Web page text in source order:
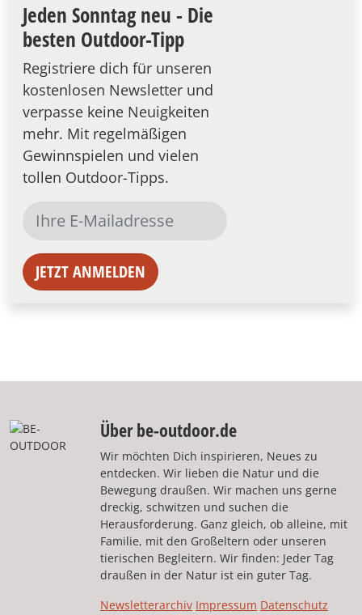
Jeden Sonntag neu - Die
besten Outdoor-Tipp
Registriere dich für unseren
kostenlosen Newsletter und
verpasse keine Neuigkeiten
mehr. Mit regelmäßigen
Gewinnspielen und vielen
tollen Outdoor-Tipps.
JETZT ANMELDEN
Über be-outdoor.de
Wir möchten Dich inspirieren, Neues zu
entdecken. Wir lieben die Natur und die
Bewegung draußen. Wir machen uns gerne
dreckig, schwitzen und suchen die
Herausforderung. Ganz gleich, ob alleine, mit
Familie, mit den Großeltern oder unseren
tierischen Begleitern. Wir finden: Jeder Tag
draußen in der Natur ist ein guter Tag.
Newsletterarchiv Impressum Datenschutz